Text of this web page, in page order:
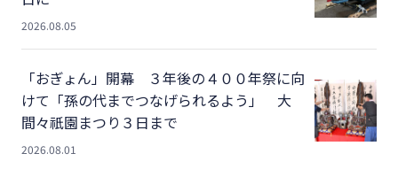
2026.08.05
「おぎょん」開幕 ３年後の４００年祭に向
けて「孫の代までつなげられるよう」 大
間々祇園まつり３日まで
2026.08.01